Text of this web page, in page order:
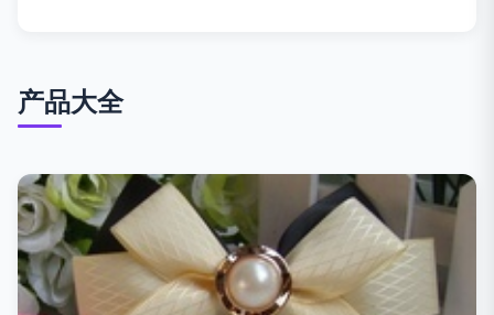
产品大全